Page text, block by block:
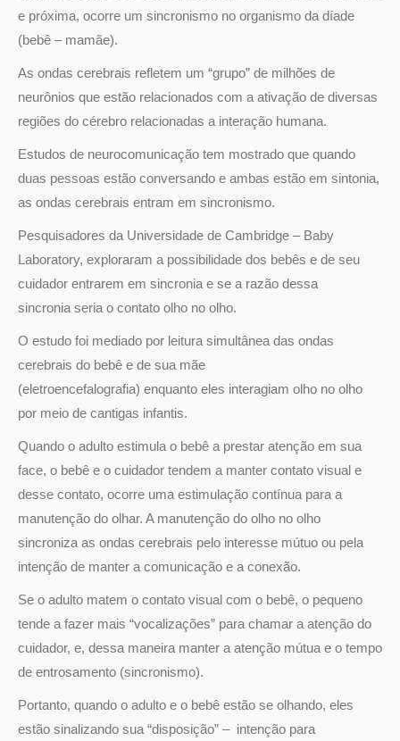
e próxima, ocorre um sincronismo no organismo da díade
(bebê – mamãe).
As ondas cerebrais refletem um “grupo” de milhões de
neurônios que estão relacionados com a ativação de diversas
regiões do cérebro relacionadas a interação humana.
Estudos de neurocomunicação tem mostrado que quando
duas pessoas estão conversando e ambas estão em sintonia,
as ondas cerebrais entram em sincronismo.
Pesquisadores da Universidade de Cambridge – Baby
Laboratory, exploraram a possibilidade dos bebês e de seu
cuidador entrarem em sincronia e se a razão dessa
sincronia seria o contato olho no olho.
O estudo foi mediado por leitura simultânea das ondas
cerebrais do bebê e de sua mãe
(eletroencefalografia) enquanto eles interagiam olho no olho
por meio de cantigas infantis.
Quando o adulto estimula o bebê a prestar atenção em sua
face, o bebê e o cuidador tendem a manter contato visual e
desse contato, ocorre uma estimulação contínua para a
manutenção do olhar. A manutenção do olho no olho
sincroniza as ondas cerebrais pelo interesse mútuo ou pela
intenção de manter a comunicação e a conexão.
Se o adulto matem o contato visual com o bebê, o pequeno
tende a fazer mais “vocalizações” para chamar a atenção do
cuidador, e, dessa maneira manter a atenção mútua e o tempo
de entrosamento (sincronismo).
Portanto, quando o adulto e o bebê estão se olhando, eles
estão sinalizando sua “disposição” – intenção para